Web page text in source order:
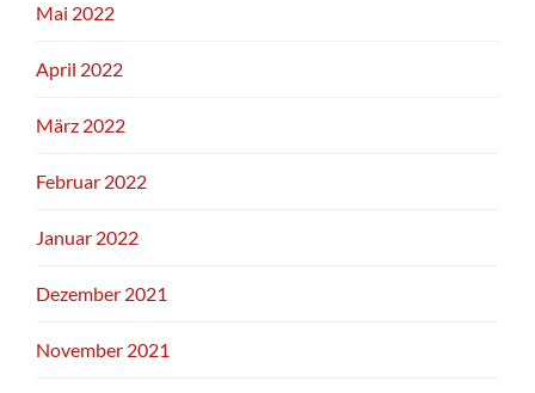
Mai 2022
April 2022
März 2022
Februar 2022
Januar 2022
Dezember 2021
November 2021